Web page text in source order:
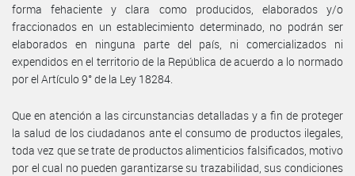
forma fehaciente y clara como producidos, elaborados y/o
fraccionados en un establecimiento determinado, no podrán ser
elaborados en ninguna parte del país, ni comercializados ni
expendidos en el territorio de la República de acuerdo a lo normado
por el Artículo 9° de la Ley 18284.
Que en atención a las circunstancias detalladas y a fin de proteger
la salud de los ciudadanos ante el consumo de productos ilegales,
toda vez que se trate de productos alimenticios falsificados, motivo
por el cual no pueden garantizarse su trazabilidad, sus condiciones